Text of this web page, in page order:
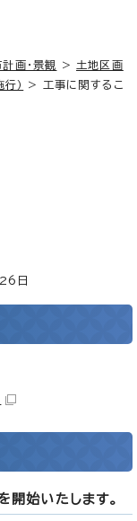
画・景観 > 土地区画
）
> 工事に関するこ
日
始いたします。